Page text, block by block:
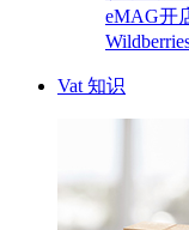
eMAG开
Vat 知识